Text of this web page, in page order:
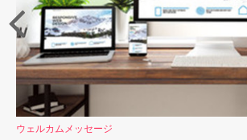
ウェルカムメッセージ